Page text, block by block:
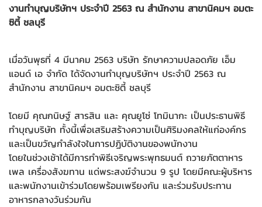
งานทำบุญบริษัทฯ ประจำปี 2563 ณ สำนักงาน สาขานิคมฯ อมตะ
ซิตี้ ชลบุรี
เมื่อวันพุธที่ 4 มีนาคม 2563 บริษัท รักษาความปลอดภัย เอ็ม
แอนด์ เอ จำกัด ได้จัดงานทำบุญบริษัทฯ ประจำปี 2563 ณ
สำนักงาน สาขานิคมฯ อมตะซิตี้ ชลบุรี
โดยมี คุณกนิษฐ์ สารสิน และ คุณยูโซ่ โทมินากะ เป็นประธานพิธี
ทำบุญบริษัท ทั้งนี้เพื่อเสริมสร้างความเป็นศิริมงคลให้แก่องค์กร
และเป็นขวัญกำลังใจในการปฏิบัติงานของพนักงาน
โดยในช่วงเช้าได้มีการทำพิธีเจริญพระพุทธมนต์ ถวายภัตตาหาร
เพล เครื่องสังฆทาน แด่พระสงฆ์จำนวน 9 รูป โดยมีคณะผู้บริหาร
และพนักงานเข้าร่วมโดยพร้อมเพรียงกัน และร่วมรับประทาน
อาหารกลางวันร่วมกัน